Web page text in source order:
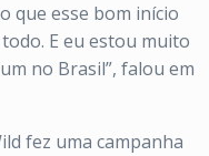
que esse bom início
E eu estou muito
no Brasil”, falou em
fez uma campanha